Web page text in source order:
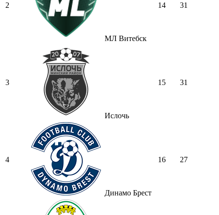
2
МЛ Витебск
14 31
3
Ислочь
15 31
4
Динамо Брест
16 27